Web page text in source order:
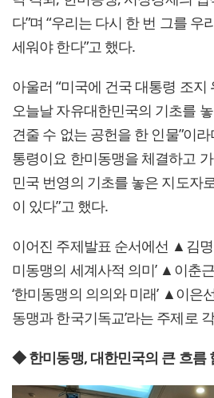
다”며 “우리는 다시 한 번 그를 우
세워야 한다”고 했다.
아울러 “미국에 건국 대통령 조
오늘날 자유대한민국의 기초를
견줄 수 없는 공헌을 한 인물”이
통령이요 한미동맹을 체결하고
민국 번영의 기초를 놓은 지도자
이 있다”고 했다.
이어진 주제발표 순서에선 ▲김명
미동맹의 세계사적 의미’ ▲이춘
‘한미동맹의 의의와 미래’ ▲이은
동맹과 한국기독교’라는 주제로
◆ 한미동맹, 대한민국의 큰 흐름